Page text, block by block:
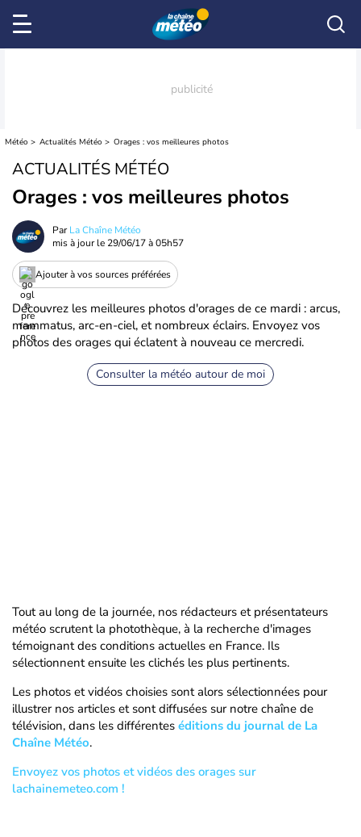
Météo Actualités Météo Orages : vos meilleures photos
ACTUALITÉS MÉTÉO
Orages : vos meilleures photos
ParLa Chaîne Météo
mis à jour le 29/06/17 à 05h57
Ajouter à vos sources préférées
Découvrez les meilleures photos d'orages de ce mardi : arcus,
mammatus, arc-en-ciel, et nombreux éclairs. Envoyez vos
photos des orages qui éclatent à nouveau ce mercredi.
Consulter la météo autour de moi
Tout au long de la journée, nos rédacteurs et présentateurs
météo scrutent la photothèque, à la recherche d'images
témoignant des conditions actuelles en France. Ils
sélectionnent ensuite les clichés les plus pertinents.
Les photos et vidéos choisies sont alors sélectionnées pour
illustrer nos articles et sont diffusées sur notre chaîne de
télévision, dans les différentes éditions du journal de La
Chaîne Météo.
Envoyez vos photos et vidéos des orages sur
lachainemeteo.com !